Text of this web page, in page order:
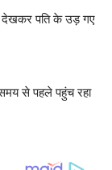
देखकर पति के उड़ गए
से पहले पहुंच रहा